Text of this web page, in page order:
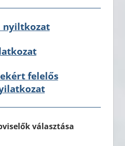
nyiltkozat
felelős
választása